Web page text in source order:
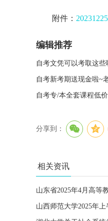
附件：
编辑推荐
自考文凭可以考取这些
自考新考期送现金啦~
自考专/本全套课程低
分享到：
相关资讯
山东省2025年4月高等